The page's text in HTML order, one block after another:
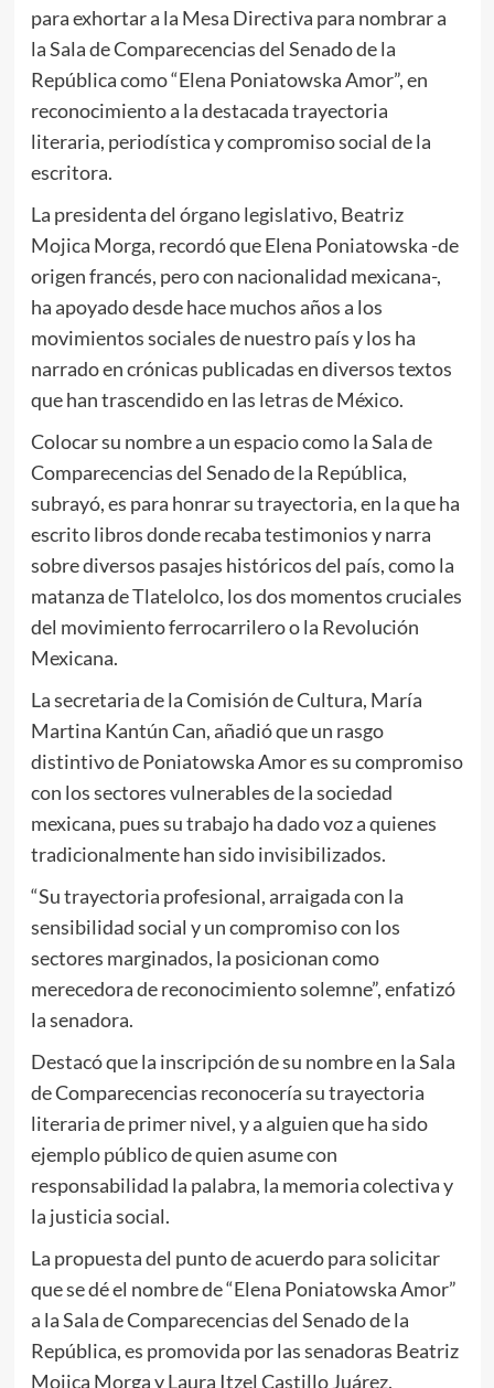
para exhortar a la Mesa Directiva para nombrar a
la Sala de Comparecencias del Senado de la
República como “Elena Poniatowska Amor”, en
reconocimiento a la destacada trayectoria
literaria, periodística y compromiso social de la
escritora.
La presidenta del órgano legislativo, Beatriz
Mojica Morga, recordó que Elena Poniatowska -de
origen francés, pero con nacionalidad mexicana-,
ha apoyado desde hace muchos años a los
movimientos sociales de nuestro país y los ha
narrado en crónicas publicadas en diversos textos
que han trascendido en las letras de México.
Colocar su nombre a un espacio como la Sala de
Comparecencias del Senado de la República,
subrayó, es para honrar su trayectoria, en la que ha
escrito libros donde recaba testimonios y narra
sobre diversos pasajes históricos del país, como la
matanza de Tlatelolco, los dos momentos cruciales
del movimiento ferrocarrilero o la Revolución
Mexicana.
La secretaria de la Comisión de Cultura, María
Martina Kantún Can, añadió que un rasgo
distintivo de Poniatowska Amor es su compromiso
con los sectores vulnerables de la sociedad
mexicana, pues su trabajo ha dado voz a quienes
tradicionalmente han sido invisibilizados.
“Su trayectoria profesional, arraigada con la
sensibilidad social y un compromiso con los
sectores marginados, la posicionan como
merecedora de reconocimiento solemne”, enfatizó
la senadora.
Destacó que la inscripción de su nombre en la Sala
de Comparecencias reconocería su trayectoria
literaria de primer nivel, y a alguien que ha sido
ejemplo público de quien asume con
responsabilidad la palabra, la memoria colectiva y
la justicia social.
La propuesta del punto de acuerdo para solicitar
que se dé el nombre de “Elena Poniatowska Amor”
a la Sala de Comparecencias del Senado de la
República, es promovida por las senadoras Beatriz
Mojica Morga y Laura Itzel Castillo Juárez.